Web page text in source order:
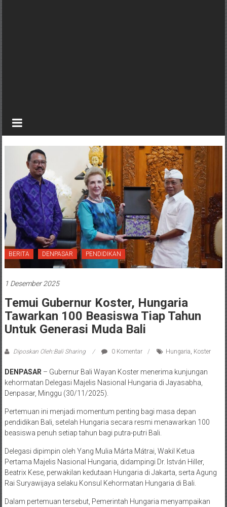
BERITA DENPASAR PENDIDIKAN
1 Desember 2025
Temui Gubernur Koster, Hungaria
Tawarkan 100 Beasiswa Tiap Tahun
Untuk Generasi Muda Bali
Diposkan Oleh:Bali Sharing 0 Komentar Hungaria Koster
DENPASAR – Gubernur Bali Wayan Koster menerima kunjungan
kehormatan Delegasi Majelis Nasional Hungaria di Jayasabha,
Denpasar, Minggu (30/11/2025).
Pertemuan ini menjadi momentum penting bagi masa depan
pendidikan Bali, setelah Hungaria secara resmi menawarkan 100
beasiswa penuh setiap tahun bagi putra-putri Bali.
Delegasi dipimpin oleh Yang Mulia Márta Mátrai, Wakil Ketua
Pertama Majelis Nasional Hungaria, didampingi Dr. István Hiller,
Beatrix Kese, perwakilan kedutaan Hungaria di Jakarta, serta Agung
Rai Suryawijaya selaku Konsul Kehormatan Hungaria di Bali.
Dalam pertemuan tersebut, Pemerintah Hungaria menyampaikan